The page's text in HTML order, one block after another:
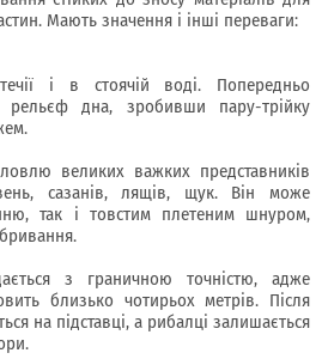
Мають значення і інші переваги:
і в стоячій воді. Попередньо
рельєф дна, зробивши пару-трійку
великих важких представників
сазанів, лящів, щук. Він може
так і товстим плетеним шнуром,
з граничною точністю, адже
близько чотирьох метрів. Після
на підставці, а рибалці залишається